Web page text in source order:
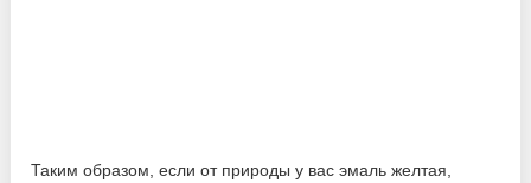
Таким образом, если от природы у вас эмаль желтая,